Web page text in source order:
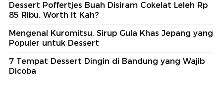
Dessert Poffertjes Buah Disiram Cokelat Leleh Rp
85 Ribu, Worth It Kah?
Mengenal Kuromitsu, Sirup Gula Khas Jepang yang
Populer untuk Dessert
7 Tempat Dessert Dingin di Bandung yang Wajib
Dicoba